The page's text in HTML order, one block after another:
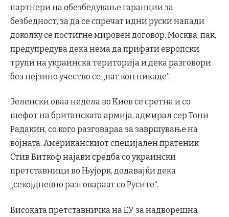
партнери на обезбедување гаранции за
безбедност, за да се спречат идни руски напади
доколку се постигне мировен договор. Москва, пак,
предупредува дека нема да прифати европски
трупи на украинска територија и дека разговори
без нејзино учество се „пат кон никаде“.
Зеленски оваа недела во Киев се сретна и со
шефот на британската армија, адмирал сер Тони
Радакин, со кого разговараа за завршување на
војната. Американскиот специјален пратеник
Стив Виткоф најави средба со украински
претставници во Њујорк, додавајќи дека
„секојдневно разговараат со Русите“.
Високата претставничка на ЕУ за надворешна